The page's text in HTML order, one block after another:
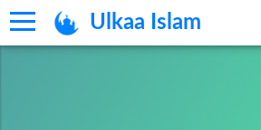
Ulkaa Islam